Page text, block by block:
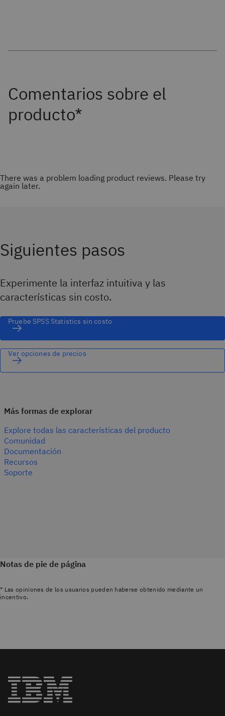
There was a problem loading product reviews. Please try
again later.
Siguientes pasos
Experimente la interfaz intuitiva y las
características sin costo.
Pruebe SPSS Statistics sin costo
Ver opciones de precios
Más formas de explorar
Explore todas las características del producto
Comunidad
Documentación
Recursos
Soporte
Notas de pie de página
* Las opiniones de los usuarios pueden haberse obtenido mediante un
incentivo.